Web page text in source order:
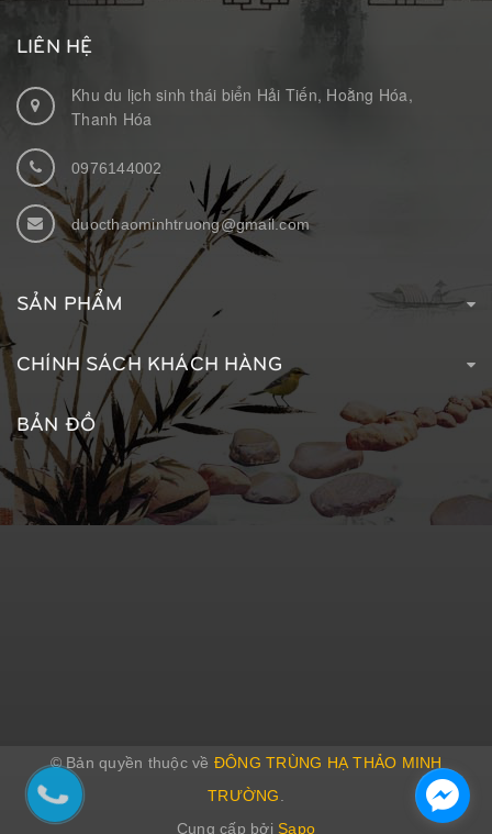
LIÊN HỆ
Khu du lịch sinh thái biển Hải Tiến, Hoằng Hóa,
Thanh Hóa
0976144002
duocthaominhtruong@gmail.com
SẢN PHẨM
CHÍNH SÁCH KHÁCH HÀNG
BẢN ĐỒ
© Bản quyền thuộc về ĐÔNG TRÙNG HẠ THẢO MINH
TRƯỜNG
Cung cấp bởi Sapo